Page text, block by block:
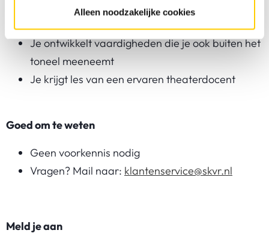
Alleen noodzakelijke cookies
Les in een open en veilige sfeer met ruimte voor
iedereen
Je ontwikkelt vaardigheden die je ook buiten het
toneel meeneemt
Je krijgt les van een ervaren theaterdocent
Goed om te weten
Geen voorkennis nodig
Vragen? Mail naar: klantenservice@skvr.nl
Meld je aan